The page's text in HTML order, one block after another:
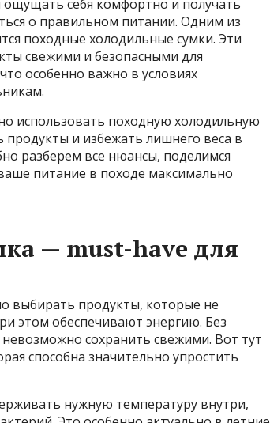
себя комфортно и получать
о правильном питании. Одним из
походные холодильные сумки. Эти
свежими и безопасными для
особенно важно в условиях
использовать походную холодильную
продукты и избежать лишнего веса в
разберем все нюансы, поделимся
питание в походе максимально
— must-have для
выбирать продукты, которые не
этом обеспечивают энергию. Без
сохранить свежими. Вот тут
способна значительно упростить
нужную температуру внутри,